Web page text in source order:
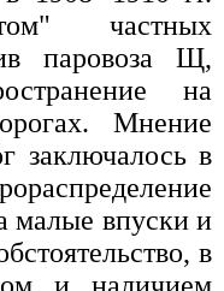
частных
паровоза Щ,
на
Мнение
заключалось в
малые впуски и
в
и наличием